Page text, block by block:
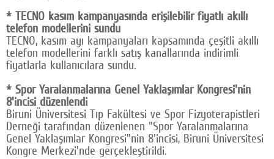
* TECNO kasım kampanyasında erişilebilir fiyatlı akıllı
telefon modellerini sundu
TECNO, kasım ayı kampanyaları kapsamında çeşitli akıllı
telefon modellerini farklı satış kanallarında indirimli
fiyatlarla kullanıcılara sundu.
* Spor Yaralanmalarına Genel Yaklaşımlar Kongresi'nin
8'incisi düzenlendi
Biruni Üniversitesi Tıp Fakültesi ve Spor Fizyoterapistleri
Derneği tarafından düzenlenen "Spor Yaralanmalarına
Genel Yaklaşımlar Kongresi"nin 8'incisi, Biruni Üniversitesi
Kongre Merkezi'nde gerçekleştirildi.